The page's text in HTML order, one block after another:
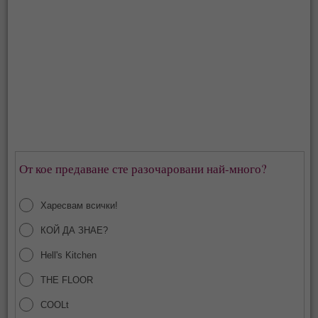
От кое предаване сте разочаровани най-много?
Харесвам всички!
КОЙ ДА ЗНАЕ?
Hell's Kitchen
THE FLOOR
COOLt